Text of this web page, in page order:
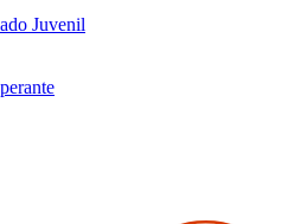
Juvenil